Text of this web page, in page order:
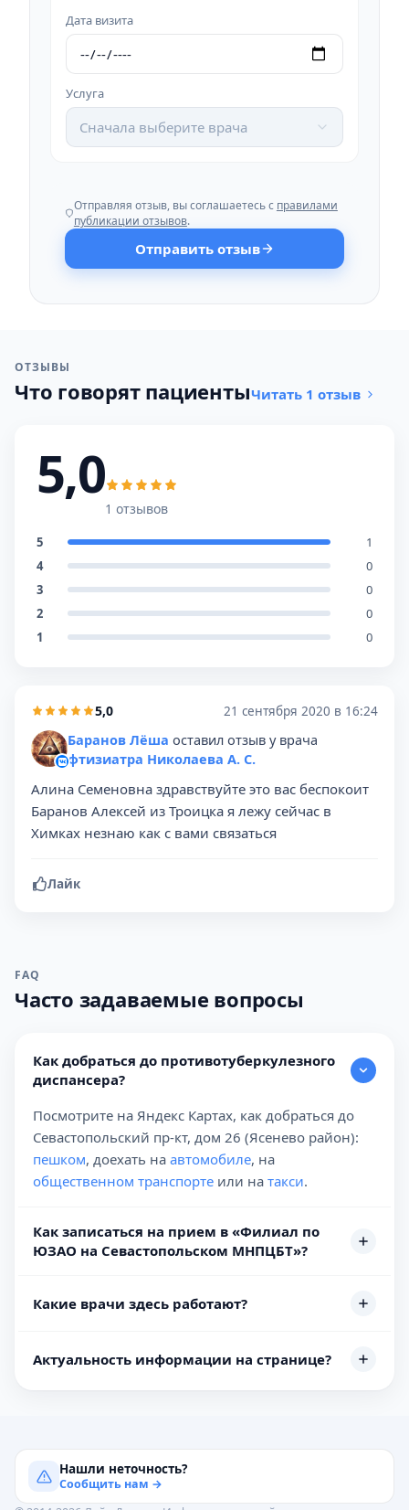
Дата визита
Услуга
Сначала выберите врача
Отправляя отзыв, вы соглашаетесь с правилами
публикации отзывов.
Отправить отзыв
ОТЗЫВЫ
Что говорят пациентыЧитать 1 отзыв
5,0
1 отзывов
5
1
4
0
3
0
2
0
1
0
5,0 21 сентября 2020 в 16:24
Баранов Лёша оставил отзыв у врача
фтизиатра Николаева А. С.
Алина Семеновна здравствуйте это вас беспокоит
Баранов Алексей из Троицка я лежу сейчас в
Химках незнаю как с вами связаться
Лайк
FAQ
Часто задаваемые вопросы
Как добраться до противотуберкулезного
диспансера?
Посмотрите на Яндекс Картах, как добраться до
Севастопольский пр-кт, дом 26 (Ясенево район):
пешком, доехать на автомобиле, на
общественном транспорте или на такси.
Как записаться на прием в «Филиал по
ЮЗАО на Севастопольском МНПЦБТ»?
Какие врачи здесь работают?
Актуальность информации на странице?
Нашли неточность?
Сообщить нам →